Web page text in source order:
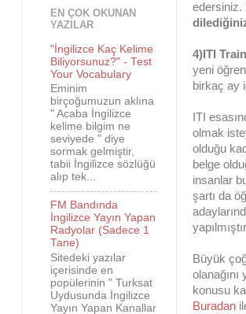
edersiniz.
4)ITI
yeni
birkaç ay
ITI
olmak
olduğu
belge
insanlar
şartı da
Büyük
konusu
Buradan
EN ÇOK OKUNAN
YAZILAR
"İngilizce Kaç Kelime
Biliyorsunuz?" - Test
Your Vocabulary
Eminim
birçoğumuzun aklına
" Acaba İngilizce
kelime bilgim ne
seviyede " diye
sormak gelmiştir,
tabii İngilizce sözlüğü
alıp tek...
FM Bandında
İngilizce Yayın Yapan
Radyolar (Sadece 1
Tane)
Sitedeki yazılar
içerisinde en
popülerinin " Turksat
Uydusunda İngilizce
Yayın Yapan Kanallar